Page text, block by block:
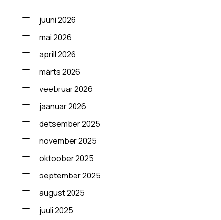
juuni 2026
mai 2026
aprill 2026
märts 2026
veebruar 2026
jaanuar 2026
detsember 2025
november 2025
oktoober 2025
september 2025
august 2025
juuli 2025